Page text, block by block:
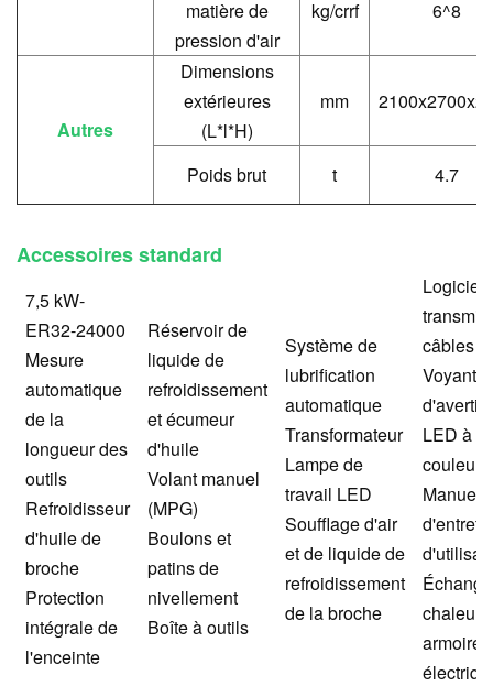
matière de
pression d'air
kg/crrf 6^8
Autres
Dimensions
extérieures
(L*l*H)
mm
Poids brut t 4.7
Accessoires standard
7,5 kW-
ER32-24000
Mesure
automatique
de la
longueur des
outils
Refroidisseur
d'huile de
broche
Protection
intégrale de
l'enceinte
Réservoir de
liquide de
refroidissement
et écumeur
d'huile
Volant manuel
(MPG)
Boulons et
patins de
nivellement
Boîte à outils
Système de
lubrification
automatique
Transformateur
Lampe de
travail LED
Soufflage d'air
et de liquide de
refroidissement
de la broche
Logiciel
câbles
Voyant
LED à 3
couleurs
Manuel
chaleur
armoire